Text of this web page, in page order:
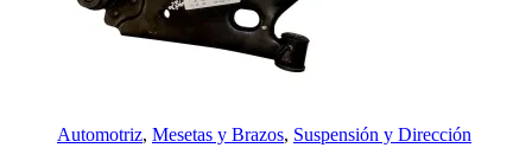
Automotriz, Mesetas y Brazos, Suspensión y Dirección